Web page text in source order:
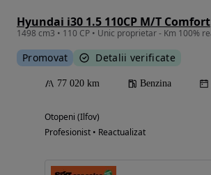
Hyundai i30 1.5 110CP M/T Comfort
Promovat Detalii verificate
77 020 km Benzina
Otopeni (Ilfov)
Profesionist • Reactualizat